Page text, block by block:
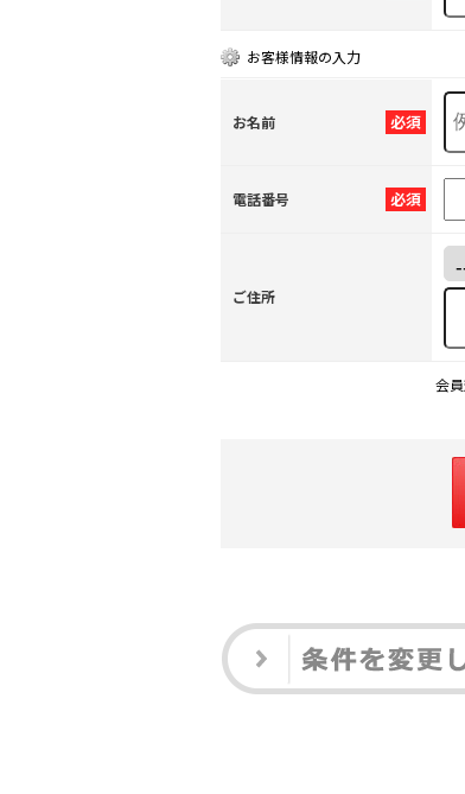
お客様情報の入力
必須
お名前
必須
電話番号
ご住所
会